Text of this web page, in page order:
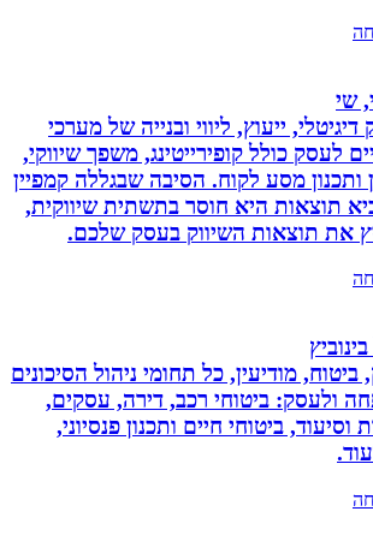
ייעוץ, ליווי ובנייה של מערכי
כולל קופירייטינג, משפך שיווקי,
מסע לקוח. הסיבה שבגללה קמפיין
היא חוסר בתשתית שיווקית,
תוצאות השיווק בעסק שלכם.
מודיעין, כל תחומי ניהול הסיכונים
ביטוחי רכב, דירה, עסקים,
ביטוחי חיים ותכנון פנסיוני,